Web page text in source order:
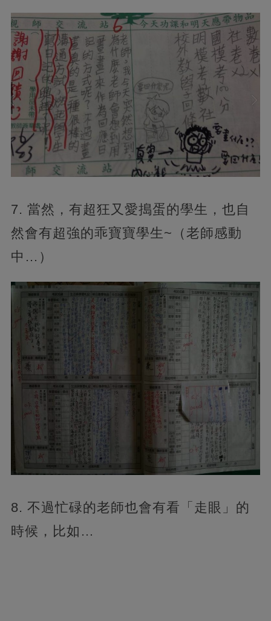
7. 當然，有超狂又愛搗蛋的學生，也自
然會有超強的乖寶寶學生~（老師感動
中…）
8. 不過忙碌的老師也會有看「走眼」的
時候，比如…